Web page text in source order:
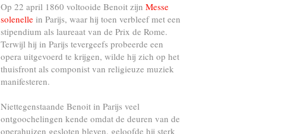
Op 22 april 1860 voltooide Benoit zijn Messe
solenelle in Parijs, waar hij toen verbleef met een
stipendium als laureaat van de Prix de Rome.
Terwijl hij in Parijs tevergeefs probeerde een
opera uitgevoerd te krijgen, wilde hij zich op het
thuisfront als componist van religieuze muziek
manifesteren.
Niettegenstaande Benoit in Parijs veel
ontgoochelingen kende omdat de deuren van de
operahuizen gesloten bleven, geloofde hij sterk